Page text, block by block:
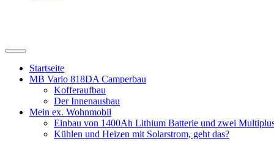
Suchfeld
ein-/ausblenden
Startseite
MB Vario 818DA Camperbau
Kofferaufbau
Der Innenausbau
Mein ex. Wohnmobil
Einbau von 1400Ah Lithium Batterie und zwei
Kühlen und Heizen mit Solarstrom, geht das?